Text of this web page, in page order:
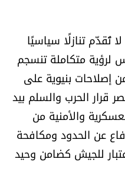
Digital
تُقدّم تنازلًا سياسيًا
متكاملة تنسجم
إصلاحات بنيوية على
قرار الحرب والسلم بيد
والأمنية من
عن الحدود ومكافحة
للجيش كضامن وحيد